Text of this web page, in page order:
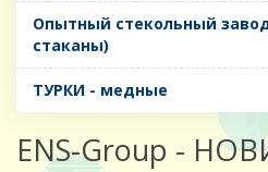
Опытный стекольный
стаканы)
ТУРКИ - медные
ENS-Group -